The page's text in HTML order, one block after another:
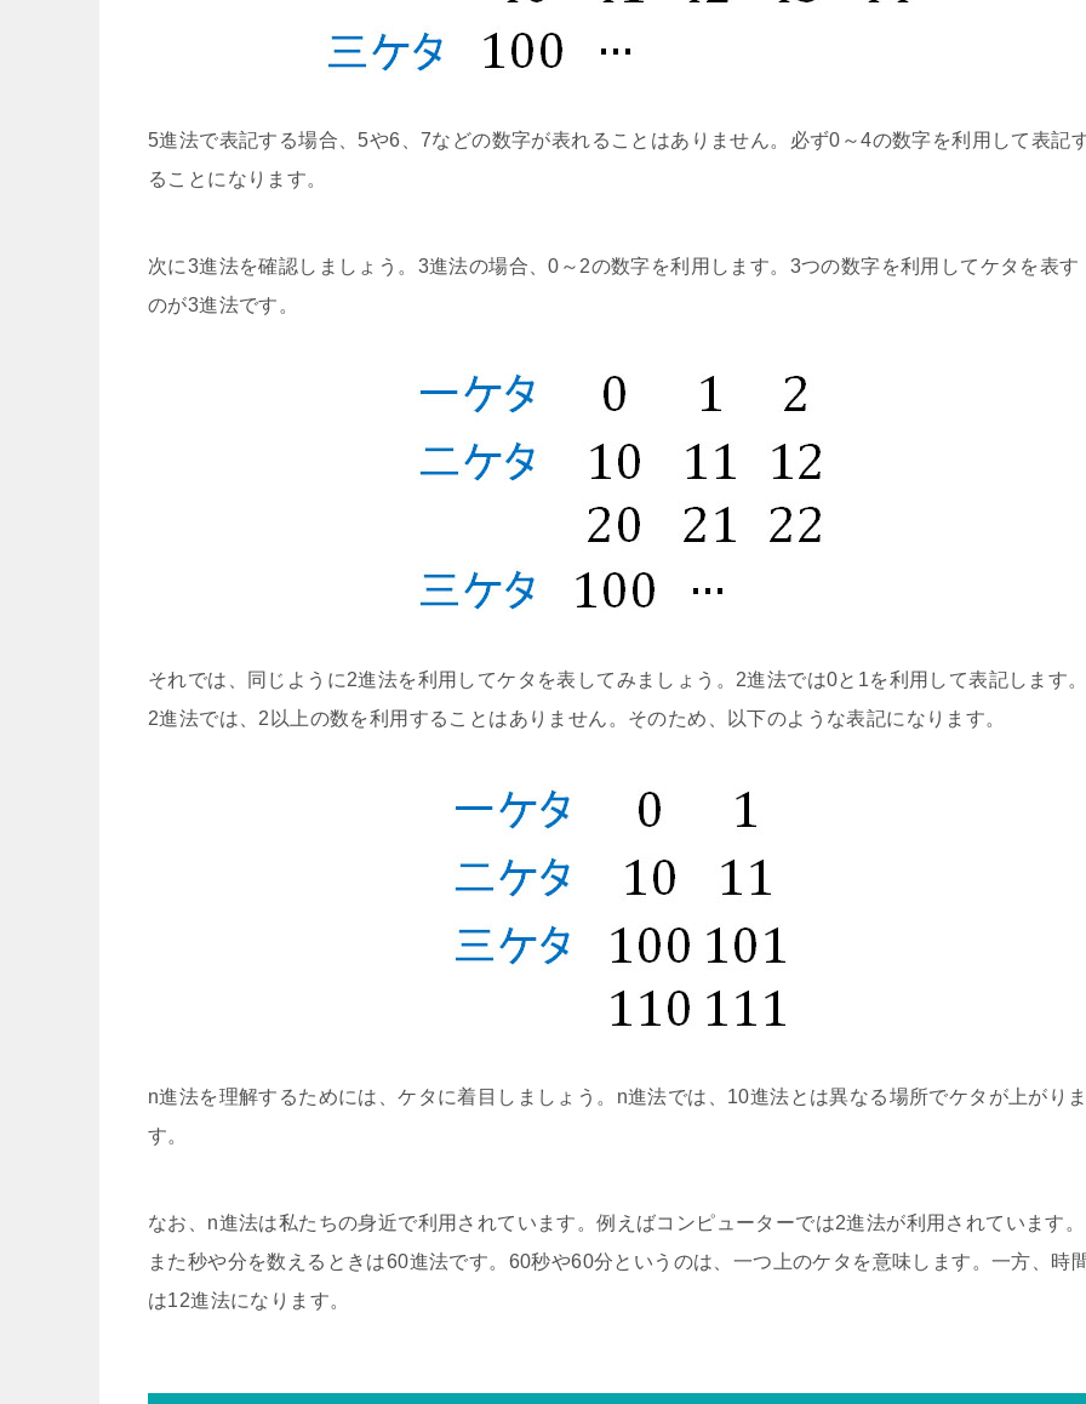
5進法で表記する場合、5や6、7などの数字が表れることはありません。必ず0～4の数字を利用して表記
ることになります。
次に3進法を確認しましょう。3進法の場合、0～2の数字を利用します。3つの数字を利用してケタを表す
のが3進法です。
それでは、同じように2進法を利用してケタを表してみましょう。2進法では0と1を利用して表記します
2進法では、2以上の数を利用することはありません。そのため、以下のような表記になります。
n進法を理解するためには、ケタに着目しましょう。n進法では、10進法とは異なる場所でケタが上がり
す。
なお、n進法は私たちの身近で利用されています。例えばコンピューターでは2進法が利用されています。
また秒や分を数えるときは60進法です。60秒や60分というのは、一つ上のケタを意味します。一方、時
は12進法になります。